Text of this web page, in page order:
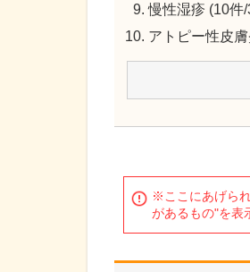
慢性湿疹 (10件/
アトピー性皮
※ここにあげら
があるもの"を表